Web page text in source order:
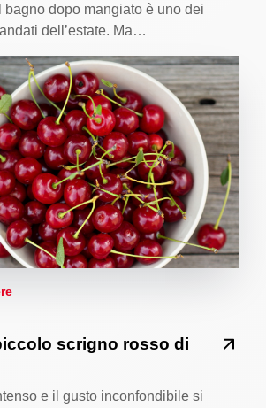
bagno dopo mangiato è uno dei
dell’estate. Ma…
scrigno rosso di
e il gusto inconfondibile si